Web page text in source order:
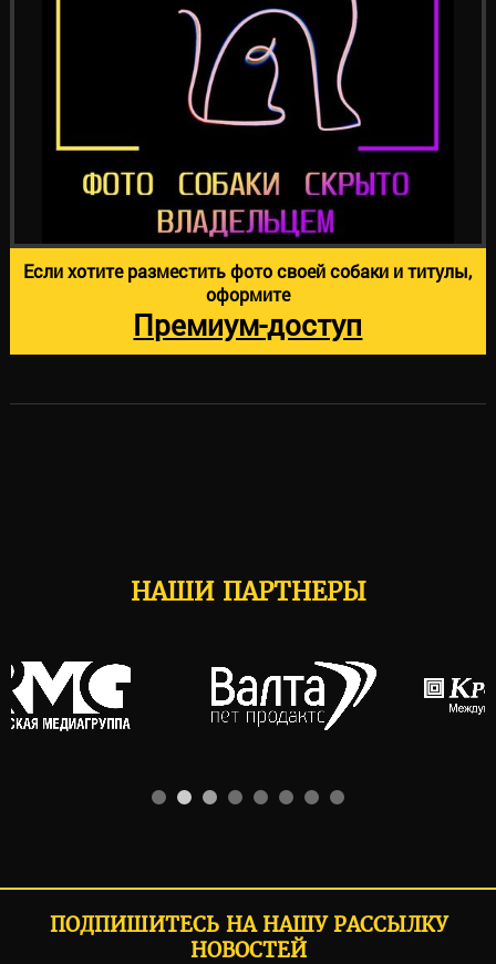
Если хотите разместить фото своей собаки и титулы,
оформите
Премиум-доступ
НАШИ ПАРТНЕРЫ
ПОДПИШИТЕСЬ НА НАШУ РАССЫЛКУ
НОВОСТЕЙ